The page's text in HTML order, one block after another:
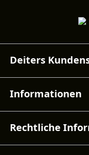
Deiters
Informationen
Rechtliche